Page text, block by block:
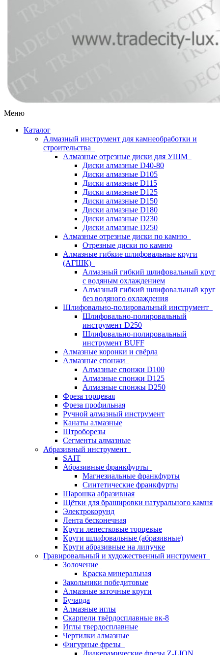
Меню
Каталог
Алмазный инструмент для камнеобработки и
строительства
Алмазные отрезные диски для УШМ
Диски алмазные D40-80
Диски алмазные D105
Диски алмазные D115
Диски алмазные D125
Диски алмазные D150
Диски алмазные D180
Диски алмазные D230
Диски алмазные D250
Алмазные отрезные диски по камню
Отрезные диски по камню
Алмазные гибкие шлифовальные круги
(АГШК)
Алмазный гибкий шлифовальный круг
с водяным охлаждением
Алмазный гибкий шлифовальный круг
без водяного охлаждения
Шлифовально-полировальный инструмент
Шлифовально-полировальный
инструмент D250
Шлифовально-полировальный
инструмент BUFF
Алмазные коронки и свёрла
Алмазные спонжи
Алмазные спонжи D100
Алмазные спонжи D125
Алмазные спонжы D250
Фреза торцевая
Фреза профильная
Ручной алмазный инструмент
Канаты алмазные
Штроборезы
Сегменты алмазные
Абразивный инструмент
SAIT
Абразивные франкфурты
Магнезиальные франкфурты
Синтетические франкфурты
Шарошка абразивная
Щётки для брашировки натурального камня
Электрокорунд
Лента бесконечная
Круги лепестковые торцевые
Круги шлифовальные (абразивные)
Круги абразивные на липучке
Гравировальный и художественный инструмент
Золочение
Краска минеральная
Закольники победитовые
Алмазные заточные круги
Бучарда
Алмазные иглы
Скарпели твёрдосплавные вк-8
Иглы твердосплавные
Чертилки алмазные
Фигурные фрезы
Диакерамические фрезы Z-LION